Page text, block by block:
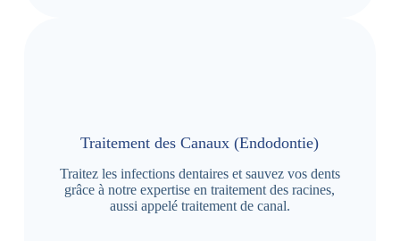
Traitement des Canaux (Endodontie)
Traitez les infections dentaires et sauvez vos dents
grâce à notre expertise en traitement des racines,
aussi appelé traitement de canal.